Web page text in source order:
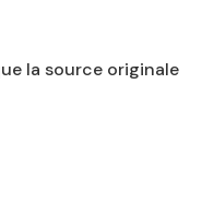
la source originale